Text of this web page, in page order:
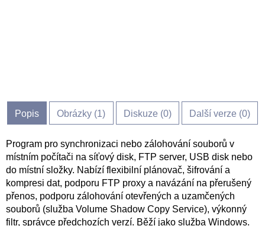
Popis Obrázky (1) Diskuze (0) Další verze (0)
Program pro synchronizaci nebo zálohování souborů v
místním počítači na síťový disk, FTP server, USB disk nebo
do místní složky. Nabízí flexibilní plánovač, šifrování a
kompresi dat, podporu FTP proxy a navázání na přerušený
přenos, podporu zálohování otevřených a uzamčených
souborů (služba Volume Shadow Copy Service), výkonný
filtr, správce předchozích verzí. Běží jako služba Windows.